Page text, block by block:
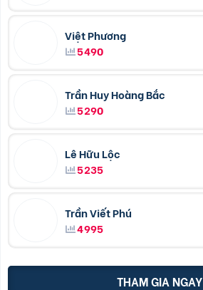
Việt Phương
5490
Trần Huy Hoàng Bắc
5290
Lê Hữu Lộc
5235
Trần Viết Phú
4995
THAM GIA NGAY